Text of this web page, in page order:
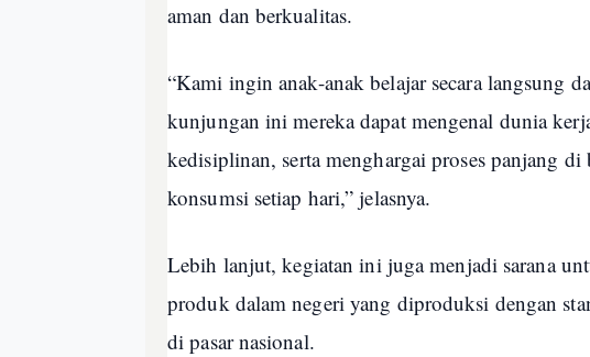
aman dan berkualitas.
“Kami ingin anak-anak belajar secara langsung
kunjungan ini mereka dapat mengenal dunia
kedisiplinan, serta menghargai proses panjang
konsumsi setiap hari,” jelasnya.
Lebih lanjut, kegiatan ini juga menjadi sarana
produk dalam negeri yang diproduksi dengan
di pasar nasional.